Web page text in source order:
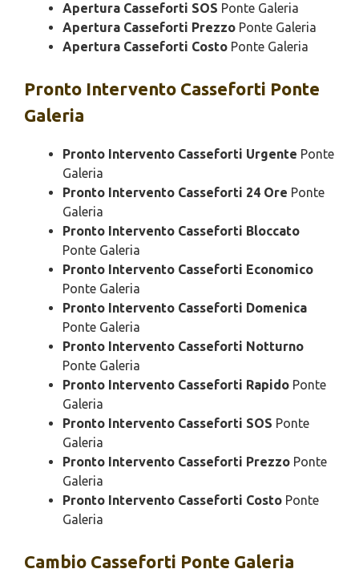
Apertura Casseforti SOS Ponte Galeria
Apertura Casseforti Prezzo Ponte Galeria
Apertura Casseforti Costo Ponte Galeria
Pronto Intervento Casseforti Ponte
Galeria
Pronto Intervento Casseforti Urgente Ponte
Galeria
Pronto Intervento Casseforti 24 Ore Ponte
Galeria
Pronto Intervento Casseforti Bloccato
Ponte Galeria
Pronto Intervento Casseforti Economico
Ponte Galeria
Pronto Intervento Casseforti Domenica
Ponte Galeria
Pronto Intervento Casseforti Notturno
Ponte Galeria
Pronto Intervento Casseforti Rapido Ponte
Galeria
Pronto Intervento Casseforti SOS Ponte
Galeria
Pronto Intervento Casseforti Prezzo Ponte
Galeria
Pronto Intervento Casseforti Costo Ponte
Galeria
Cambio Casseforti Ponte Galeria